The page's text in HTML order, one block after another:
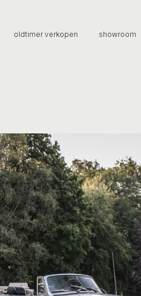
oldtimer verkopen showroom